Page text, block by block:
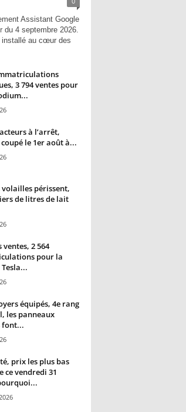
Assistant Google
du 4 septembre 2026.
installé au cœur des
3 794 ventes pour
à l’arrêt,
coupé le 1er août à...
volailles périssent,
de litres de lait
ventes, 2 564
pour la
équipés, 4e rang
les panneaux
font...
prix les plus bas
ce vendredi 31